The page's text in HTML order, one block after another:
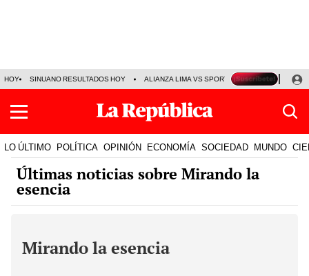
HOY SINUANO RESULTADOS HOY ALIANZA LIMA VS SPORT BOYS JORGE
LO ÚLTIMO POLÍTICA OPINIÓN ECONOMÍA SOCIEDAD MUNDO
Últimas noticias sobre Mirando la
esencia
Mirando la esencia